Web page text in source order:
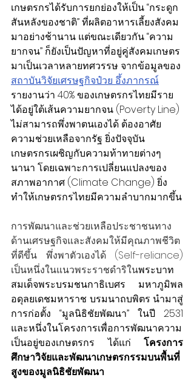
เกษตรกรได้รับการยกย่องให้เป็น “กระดูก
สันหลังของชาติ” ที่ผลิตอาหารเลี้ยงสังคม
มาอย่างช้านาน แต่ขณะเดียวกัน “ความ
ยากจน” ก็ยังเป็นปัญหาที่อยู่คู่สังคมเกษตร
มาเป็นเวลาหลายทศวรรษ จากข้อมูลของ
สถาบันวิจัยเศรษฐกิจป๋วย อึ้งภากรณ์
รายงานว่า 40% ของเกษตรกรไทยมีราย
ได้อยู่ใต้เส้นความยากจน (Poverty Line)
ไม่สามารถพึ่งพาตนเองได้ ต้องอาศัย
ความช่วยเหลือจากรัฐ ยิ่งปัจจุบัน
เกษตรกรเผชิญกับความท้าทายต่างๆ
นานา โดยเฉพาะการเปลี่ยนแปลงของ
สภาพอากาศ (Climate Change) ยิ่ง
ทำให้เกษตรกรไทยมีความลำบากมากขึ้น
การพัฒนาและช่วยเหลือประชาชนทาง
ด้านเศรษฐกิจและสังคมให้มีคุณภาพชีวิต
ที่ดีขึ้น พึ่งพาตัวเองได้ (Self-reliance)
เป็นหนึ่งในแนวพระราชดำริในพระบาท
สมเด็จพระบรมชนกาธิเบศร มหาภูมิพล
อดุลยเดชมหาราช บรมนาถบพิตร นำมาสู่
การก่อตั้ง “มูลนิธิชัยพัฒนา” ในปี 2531
และหนึ่งในโครงการเพื่อการพัฒนาความ
เป็นอยู่ของเกษตรกร ได้แก่ โครงการ
ศึกษาวิจัยและพัฒนาเกษตรกรรมบนพื้นที่
สูงของมูลนิธิชัยพัฒนา